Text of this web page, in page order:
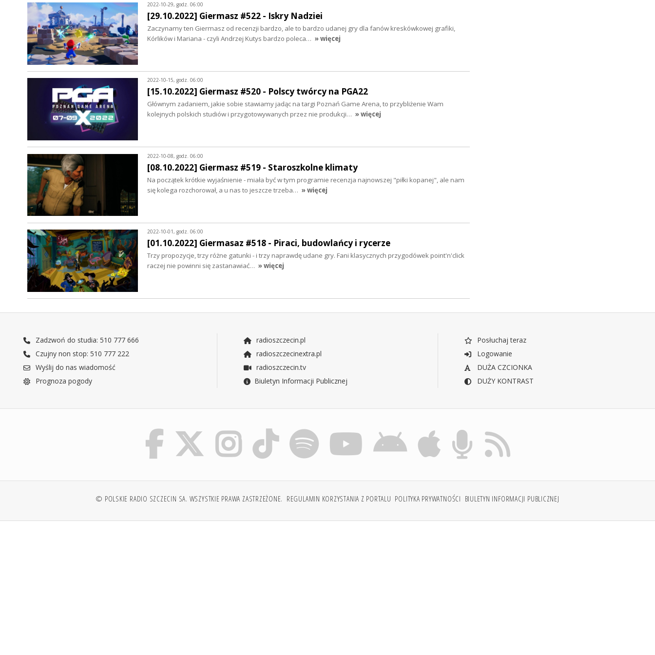
2022-10-29, godz. 06:00
[29.10.2022] Giermasz #522 - Iskry Nadziei
Zaczynamy ten Giermasz od recenzji bardzo, ale to bardzo udanej gry dla fanów kreskówkowej grafiki,
Kórlików i Mariana - czyli Andrzej Kutys bardzo poleca… » więcej
2022-10-15, godz. 06:00
[15.10.2022] Giermasz #520 - Polscy twórcy na PGA22
Głównym zadaniem, jakie sobie stawiamy jadąc na targi Poznań Game Arena, to przybliżenie Wam
kolejnych polskich studiów i przygotowywanych przez nie produkcji… » więcej
2022-10-08, godz. 06:00
[08.10.2022] Giermasz #519 - Staroszkolne klimaty
Na początek krótkie wyjaśnienie - miała być w tym programie recenzja najnowszej "piłki kopanej", ale nam
się kolega rozchorował, a u nas to jeszcze trzeba… » więcej
2022-10-01, godz. 06:00
[01.10.2022] Giermasaz #518 - Piraci, budowlańcy i rycerze
Trzy propozycje, trzy różne gatunki - i trzy naprawdę udane gry. Fani klasycznych przygodówek point'n'click
raczej nie powinni się zastanawiać… » więcej
Zadzwoń do studia: 510 777 666
Czujny non stop: 510 777 222
Wyślij do nas wiadomość
Prognoza pogody
radioszczecin.pl
radioszczecinextra.pl
radioszczecin.tv
Biuletyn Informacji Publicznej
Posłuchaj teraz
Logowanie
DUŻA CZCIONKA
DUŻY KONTRAST
© POLSKIE RADIO SZCZECIN SA. WSZYSTKIE PRAWA ZASTRZEŻONE. REGULAMIN KORZYSTANIA Z PORTALU POLITYKA PRYWATNOŚCI BIULETYN INFORMACJI PUBLICZNEJ